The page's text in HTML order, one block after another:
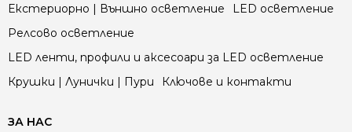
Екстериорно | Външно осветление
LED осветление
Релсово осветление
LED ленти, профили и аксесоари за LED осветление
Крушки | Лунички | Пури
Ключове и контакти
ЗА НАС